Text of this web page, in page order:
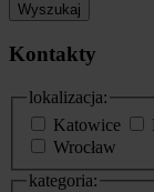
Wyszukaj
Kontakty
lokalizacja:
Katowice
Wrocław
kategoria: